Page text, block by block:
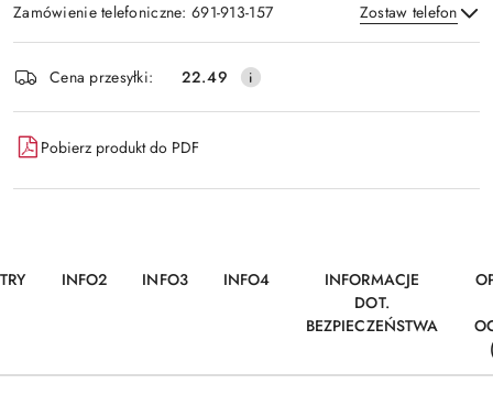
Zamówienie telefoniczne: 691-913-157 Zostaw telefon
Wyślij
i
dostawa
Cena przesyłki: 22.49
Pobierz produkt do PDF
INFO2 INFO3 INFO4
INFORMACJE
DOT.
BEZPIECZEŃSTWA